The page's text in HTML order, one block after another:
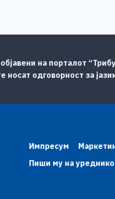
на порталот
носат одговорност за
Импресум
Пиши му на